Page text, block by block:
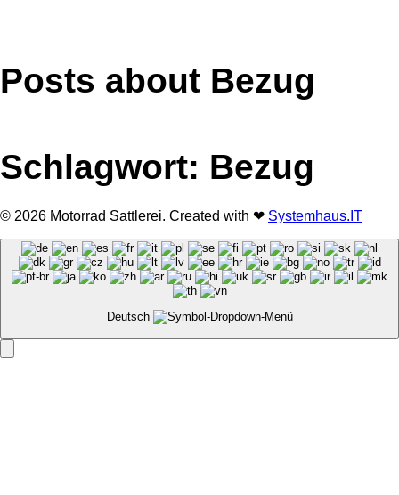
Posts about Bezug
Schlagwort: Bezug
© 2026 Motorrad Sattlerei. Created with ❤ Systemhaus.IT
Deutsch